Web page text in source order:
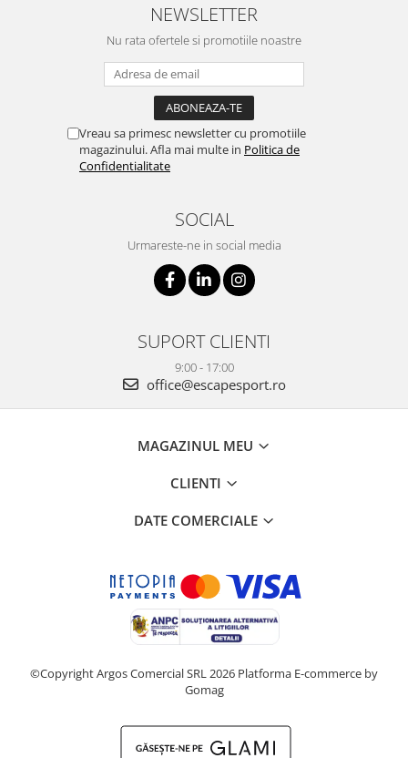
NEWSLETTER
Nu rata ofertele si promotiile noastre
Vreau sa primesc newsletter cu promotiile
magazinului. Afla mai multe in Politica de
Confidentialitate
SOCIAL
Urmareste-ne in social media
SUPORT CLIENTI
9:00 - 17:00
office@escapesport.ro
MAGAZINUL MEU
CLIENTI
DATE COMERCIALE
©Copyright Argos Comercial SRL 2026 Platforma E-commerce by
Gomag